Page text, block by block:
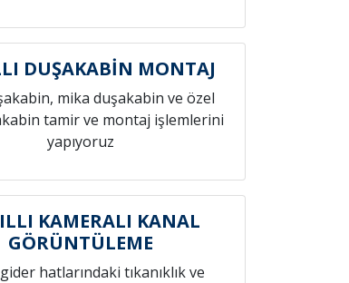
DUŞAKABİN MONTAJ
mika duşakabin ve özel
tamir ve montaj işlemlerini
yapıyoruz
KAMERALI KANAL
GÖRÜNTÜLEME
hatlarındaki tıkanıklık ve